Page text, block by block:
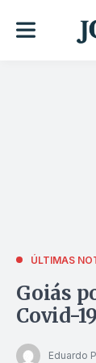
ÚLTIMAS
Goiás
Covid-
Eduardo